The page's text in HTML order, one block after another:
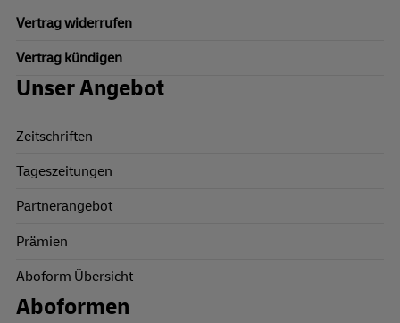
Vertrag widerrufen
Vertrag kündigen
Unser Angebot
Zeitschriften
Tageszeitungen
Partnerangebot
Prämien
Aboform Übersicht
Aboformen